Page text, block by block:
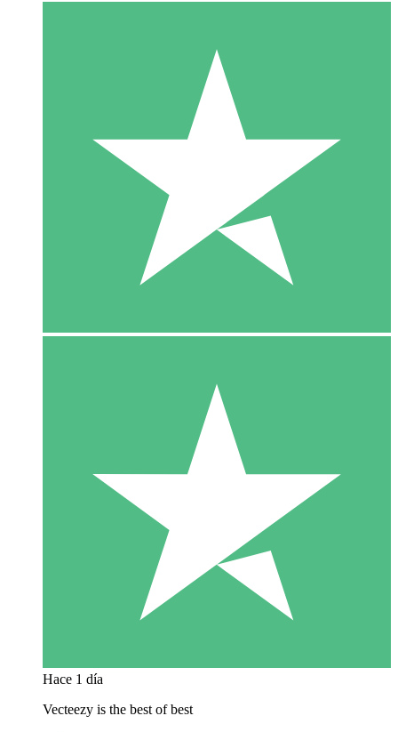
Hace 1 día
Vecteezy is the best of best